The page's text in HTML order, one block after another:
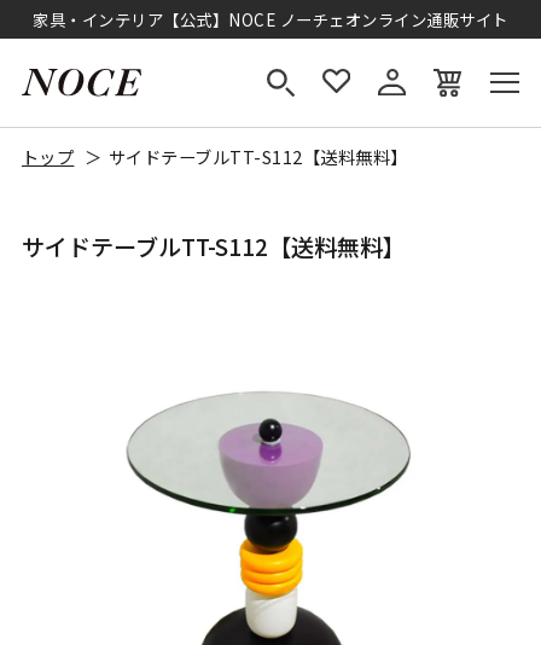
家具・インテリア【公式】NOCE ノーチェオンライン通販サイト
トップ サイドテーブルTT-S112【送料無料】
サイドテーブルTT-S112【送料無料】